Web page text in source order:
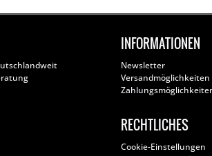
INFORMATIONEN
Newsletter
Versandmöglichkeiten
RECHTLICHES
Cookie-Einstellungen